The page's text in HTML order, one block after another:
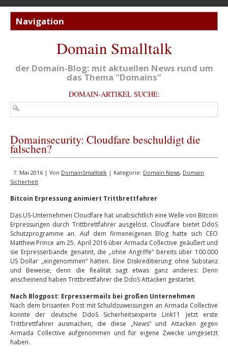
Domain Smalltalk
der Domain-Blog: mit aktuellen News rund um
das Thema "Domains"
DOMAIN-ARTIKEL SUCHE:
Domainsecurity: Cloudfare beschuldigt die
falschen?
7. Mai 2016 | Von DomainSmalltalk | Kategorie: Domain News, Domain
Sicherheit
Bitcoin Erpressung animiert Trittbrettfahrer
Das US-Unternehmen Cloudfare hat unabsichtlich eine Welle von Bitcoin
Erpressungen durch Trittbrettfahrer ausgelöst. Cloudfare bietet DdoS
Schutzprogramme an. Auf dem firmeneigenen Blog hatte sich CEO
Matthew Prince am 25. April 2016 über Armada Collective geäußert und
sie Erpresserbande genannt, die „ohne Angriffe“ bereits über 100.000
US Dollar „eingenommen“ hätten. Eine Diskreditierung ohne Substanz
und Beweise, denn die Realität sagt etwas ganz anderes: Denn
anscheinend haben Trittbrettfahrer die DdoS Attacken gestartet.
Nach Blogpost: Erpressermails bei großen Unternehmen
Nach dem brisanten Post mit Schuldzuweisungen an Armada Collective
konnte der deutsche DdoS Sicherheitsexperte Link11 jetzt erste
Trittbrettfahrer ausmachen, die diese „News“ und Attacken gegen
Armada Collective aufgenommen und für eigene Zwecke umgesetzt
haben.